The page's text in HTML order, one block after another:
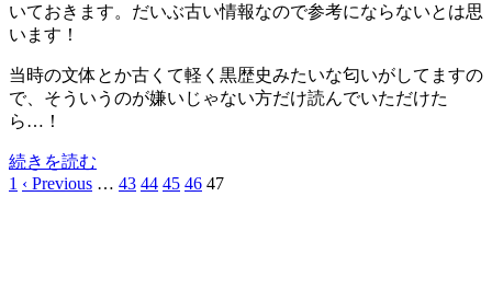
いておきます。だいぶ古い情報なので参考にならないとは思
います！
当時の文体とか古くて軽く黒歴史みたいな匂いがしてますの
で、そういうのが嫌いじゃない方だけ読んでいただけた
ら…！
続きを読む
1 ‹ Previous … 43 44 45 46 47